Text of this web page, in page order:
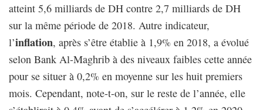
atteint 5,6 milliards de DH contre 2,7 milliards de DH
sur la même période de 2018. Autre indicateur,
l’inflation, après s’être établie à 1,9% en 2018, a évolué
selon Bank Al-Maghrib à des niveaux faibles cette année
pour se situer à 0,2% en moyenne sur les huit premiers
mois. Cependant, note-t-on, sur le reste de l’année, elle